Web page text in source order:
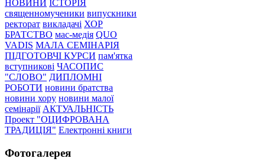
НОВИНИ ІСТОРІЯ
священномученики випускники
ректорат викладачі ХОР
БРАТСТВО мас-медія QUO
VADIS МАЛА СЕМІНАРІЯ
ПІДГОТОВЧІ КУРСИ пам'ятка
вступникові ЧАСОПИС
"СЛОВО" ДИПЛОМНІ
РОБОТИ новини братства
новини хору новини малої
семінарії АКТУАЛЬНІСТЬ
Проект "ОЦИФРОВАНА
ТРАДИЦІЯ" Електронні книги
Фотогалерея